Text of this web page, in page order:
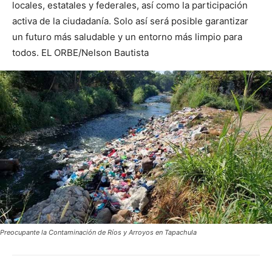
locales, estatales y federales, así como la participación
activa de la ciudadanía. Solo así será posible garantizar
un futuro más saludable y un entorno más limpio para
todos. EL ORBE/Nelson Bautista
Preocupante la Contaminación de Ríos y Arroyos en Tapachula